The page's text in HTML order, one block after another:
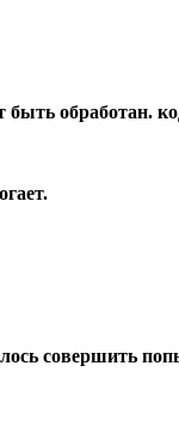
обработан.
совершить